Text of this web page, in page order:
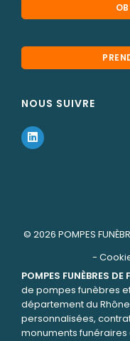
NOUS SUIVRE
© 2026 POMPES
-
POMPES FUNÈBRES DE
de pompes funèbres
département du
personnalisées,
monuments